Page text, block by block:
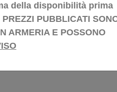
della disponibilità prima
PUBBLICATI
ARMERIA E POSSONO